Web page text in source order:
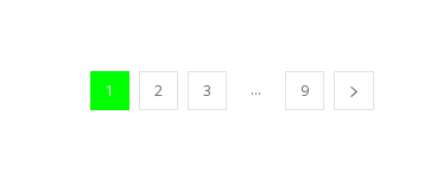
1 2 3 ... 9